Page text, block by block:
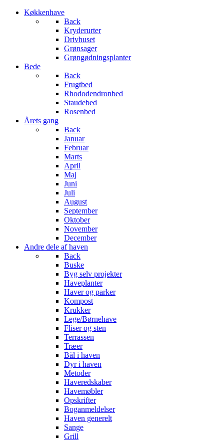
Køkkenhave
Back
Kryderurter
Drivhuset
Grønsager
Grøngødningsplanter
Bede
Back
Frugtbed
Rhododendronbed
Staudebed
Rosenbed
Årets gang
Back
Januar
Februar
Marts
April
Maj
Juni
Juli
August
September
Oktober
November
December
Andre dele af haven
Back
Buske
Byg selv projekter
Haveplanter
Haver og parker
Kompost
Krukker
Lege/Børnehave
Fliser og sten
Terrassen
Træer
Bål i haven
Dyr i haven
Metoder
Haveredskaber
Havemøbler
Opskrifter
Boganmeldelser
Haven generelt
Sange
Grill